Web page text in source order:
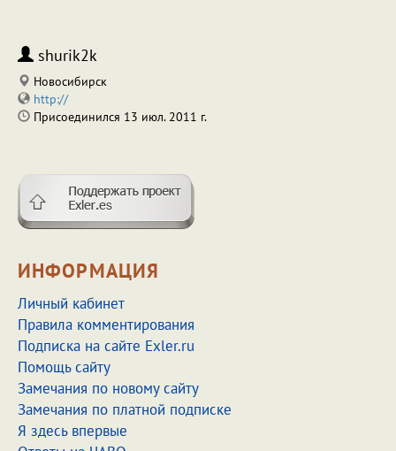
shurik2k
Новосибирск
http://
Присоединился 13 июл. 2011 г.
ИНФОРМАЦИЯ
Личный кабинет
Правила комментирования
Подписка на сайте Exler.ru
Помощь сайту
Замечания по новому сайту
Замечания по платной подписке
Я здесь впервые